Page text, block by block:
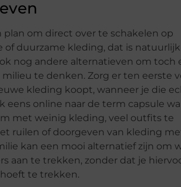
plan om direct over te schakelen op
of duurzame kleding, dat is
nog andere alternatieven om toch
te denken. Zorg er ten eerste
kleding koopt, wanneer je die
eens online naar de term capsule
met weinig kleding, veel outfits te
ruilen of doorgeven van kleding
kan een mooi alternatief zijn om
aan te trekken, zonder dat je
te trekken.